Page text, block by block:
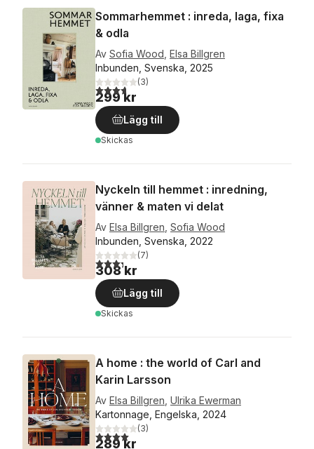
Sommarhemmet : inreda, laga, fixa
& odla
Av Sofia Wood Elsa Billgren
Inbunden, Svenska, 2025
3,7utav 5 stjärnor. Totalt antal röster:
(3)
299 kr
Lägg till
Skickas
Nyckeln till hemmet : inredning,
vänner & maten vi delat
Av Elsa Billgren Sofia Wood
Inbunden, Svenska, 2022
3,3utav 5 stjärnor. Totalt antal röster:
(7)
308 kr
Lägg till
Skickas
A home : the world of Carl and
Karin Larsson
Av Elsa Billgren Ulrika Ewerman
Kartonnage, Engelska, 2024
4,0utav 5 stjärnor. Totalt antal röster:
(3)
289 kr